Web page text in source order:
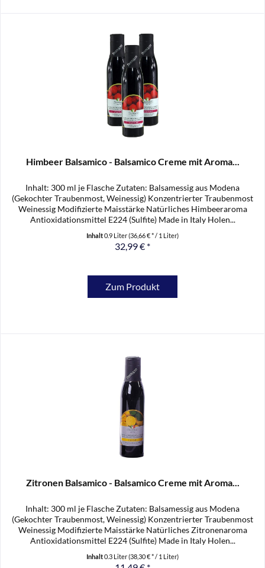
Himbeer Balsamico - Balsamico Creme mit Aroma...
Inhalt: 300 ml je Flasche Zutaten: Balsamessig aus Modena
(Gekochter Traubenmost, Weinessig) Konzentrierter Traubenmost
Weinessig Modifizierte Maisstärke Natürliches Himbeeraroma
Antioxidationsmittel E224 (Sulfite) Made in Italy Holen...
Inhalt0.9 Liter(36,66 € * / 1 Liter)
32,99 € *
Zum Produkt
Zitronen Balsamico - Balsamico Creme mit Aroma...
Inhalt: 300 ml je Flasche Zutaten: Balsamessig aus Modena
(Gekochter Traubenmost, Weinessig) Konzentrierter Traubenmost
Weinessig Modifizierte Maisstärke Natürliches Zitronenaroma
Antioxidationsmittel E224 (Sulfite) Made in Italy Holen...
Inhalt0.3 Liter(38,30 € * / 1 Liter)